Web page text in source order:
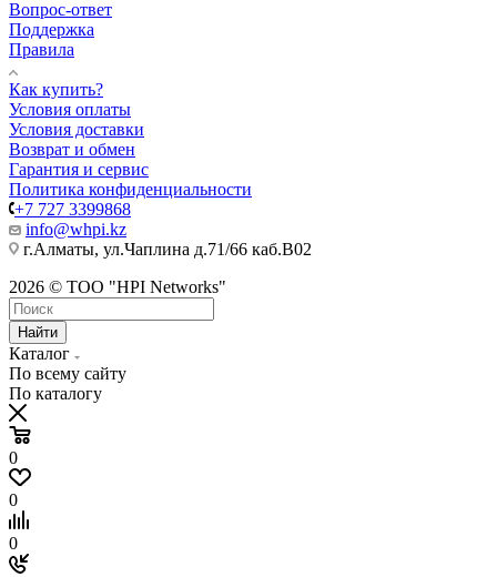
Вопрос-ответ
Поддержка
Правила
Как купить?
Условия оплаты
Условия доставки
Возврат и обмен
Гарантия и сервис
Политика конфиденциальности
+7 727 3399868
info@whpi.kz
г.Алматы, ул.Чаплина д.71/66 каб.B02
2026 © ТОО "HPI Networks"
Найти
Каталог
По всему сайту
По каталогу
0
0
0